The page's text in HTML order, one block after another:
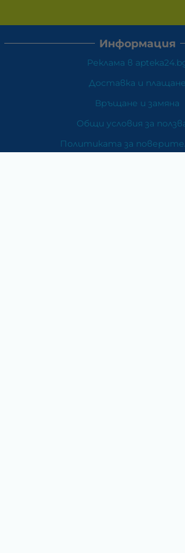
Информация
Реклама в
Доставка и плащане
Връщане и замяна
Общи условия за
Политиката за